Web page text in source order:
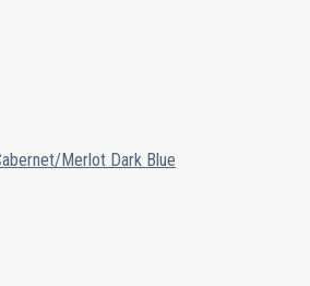
Merlot Dark Blue